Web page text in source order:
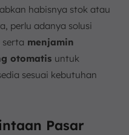
habisnya stok atau
perlu adanya solusi
menjamin
otomatis untuk
sesuai kebutuhan
Pasar